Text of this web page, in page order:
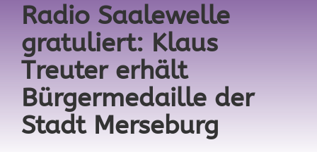
Radio Saalewelle
gratuliert: Klaus
Treuter erhält
Bürgermedaille der
Stadt Merseburg